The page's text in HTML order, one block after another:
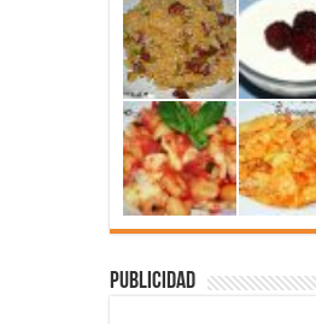
Publicidad